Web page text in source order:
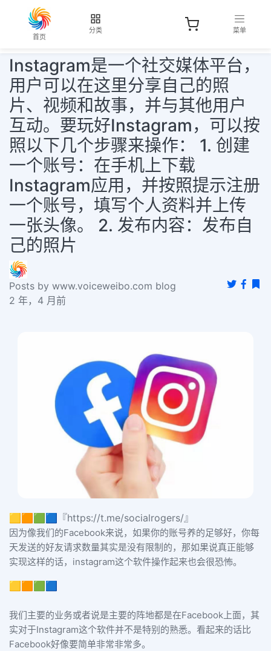
首页
分类 菜单
Instagram是一个社交媒体平台，
用户可以在这里分享自己的照
片、视频和故事，并与其他用户
互动。要玩好Instagram，可以按
照以下几个步骤来操作： 1. 创建
一个账号：在手机上下载
Instagram应用，并按照提示注册
一个账号，填写个人资料并上传
一张头像。 2. 发布内容：发布自
己的照片
Posts by www.voiceweibo.com blog
2 年，4 月前
🟨🟧🟩🟦『https://t.me/socialrogers/』
因为像我们的Facebook来说，如果你的账号养的足够好，你每
天发送的好友请求数量其实是没有限制的，那如果说真正能够
实现这样的话，instagram这个软件操作起来也会很恐怖。
🟨🟧🟩🟦
我们主要的业务或者说是主要的阵地都是在Facebook上面，其
实对于Instagram这个软件并不是特别的熟悉。看起来的话比
Facebook好像要简单非常非常多。